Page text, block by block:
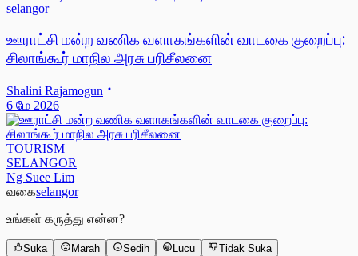
selangor
ஊராட்சி மன்ற வணிக வளாகங்களின் வாடகை குறைப்பு:
சிலாங்கூர் மாநில அரசு பரிசீலனை
Shalini Rajamogun
6 மே 2026
TOURISM
SELANGOR
Ng Suee Lim
வகைselangor
உங்கள் கருத்து என்ன?
Suka Marah Sedih Lucu Tidak Suka